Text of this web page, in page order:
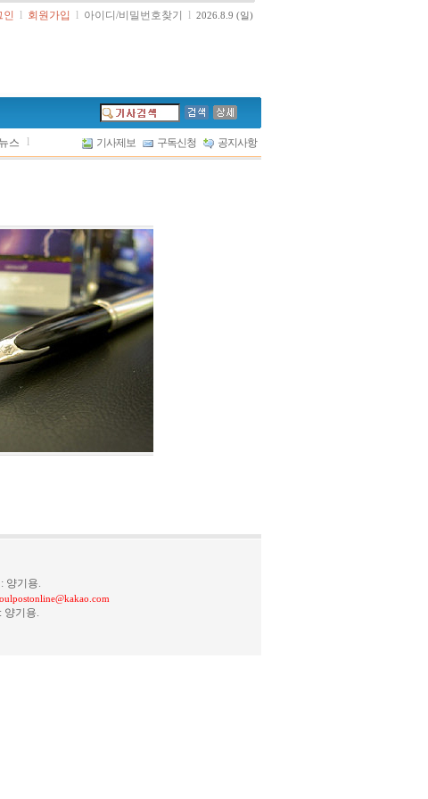
인 l 회원가입 l 아이디/비밀번호찾기 l 2026.8.9 (일)
스 l 기사제보 구독신청 공지사항
양기용.
양기용.